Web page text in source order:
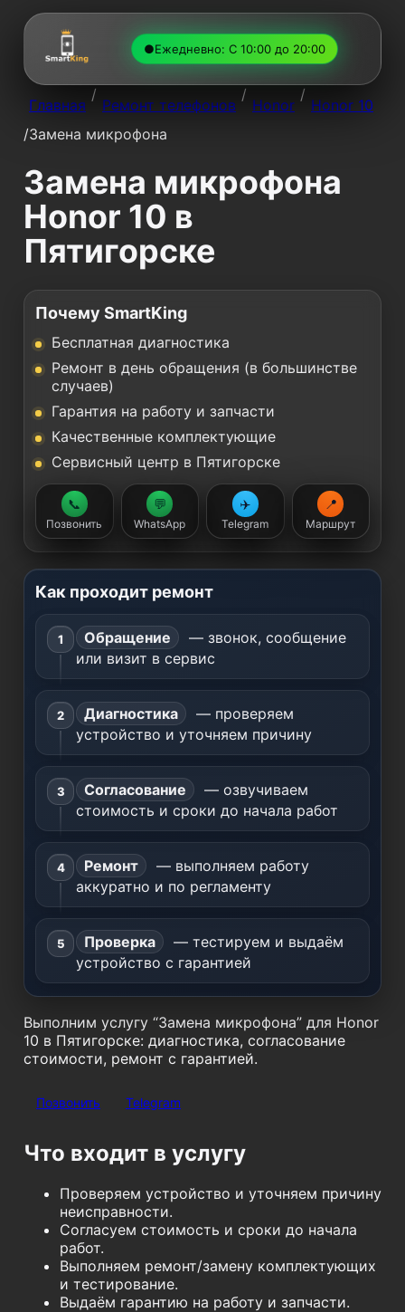
●Ежедневно: С 10:00 до 20:00
Главная
/
Ремонт телефонов
/
Honor
/
Honor 10
/Замена микрофона
Замена микрофона
Honor 10 в
Пятигорске
Почему SmartKing
Бесплатная диагностика
Ремонт в день обращения (в большинстве
случаев)
Гарантия на работу и запчасти
Качественные комплектующие
Сервисный центр в Пятигорске
📞
Позвонить
💬
WhatsApp
✈️
Telegram
📍
Маршрут
Как проходит ремонт
Обращение
— звонок, сообщение
или визит в сервис
Диагностика
— проверяем
устройство и уточняем причину
Согласование
— озвучиваем
стоимость и сроки до начала работ
Ремонт
— выполняем работу
аккуратно и по регламенту
Проверка
— тестируем и выдаём
устройство с гарантией
Выполним услугу “Замена микрофона” для Honor
10 в Пятигорске: диагностика, согласование
стоимости, ремонт с гарантией.
Позвонить Telegram
Что входит в услугу
Проверяем устройство и уточняем причину
неисправности.
Согласуем стоимость и сроки до начала
работ.
Выполняем ремонт/замену комплектующих
и тестирование.
Выдаём гарантию на работу и запчасти.